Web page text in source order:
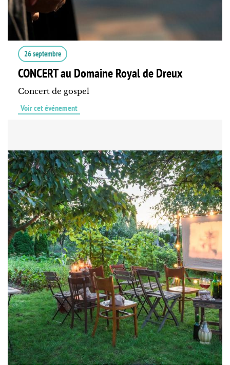
26 septembre
CONCERT au Domaine Royal de Dreux
Concert de gospel
Voir cet événement